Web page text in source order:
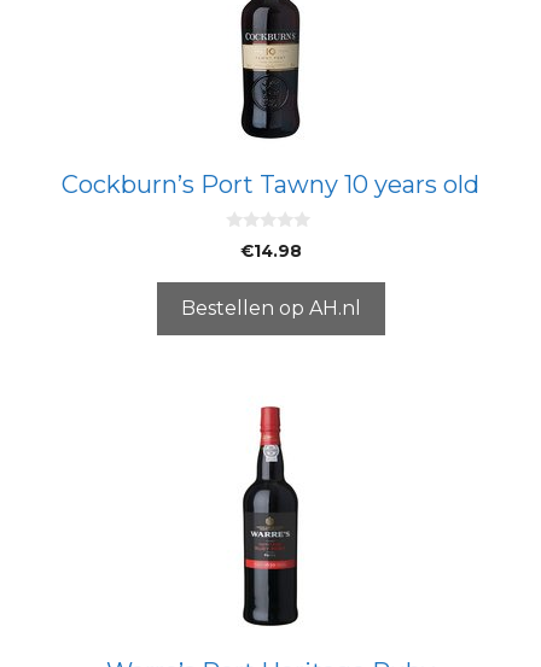
Cockburn’s Port Tawny 10 years old
5
€14.98
Bestellen op AH.nl